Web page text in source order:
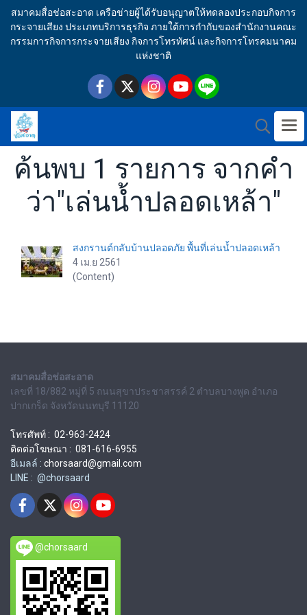
สมาคมสื่อช่อสะอาด เครือข่ายผู้ได้รับอนุญาตให้ทดลองประกอบกิจการ
กระจายเสียง ประเภทบริการธุรกิจ ภายใต้การกำกับของสำนักงานคณะ
กรรมการกิจการกระจายเสียง กิจการโทรทัศน์ และกิจการโทรคมนาคม
แห่งชาติ
ค้นพบ 1 รายการ จากคำ
ว่า"เล่นน้ำปลอดเหล้า"
สงกรานต์กลับบ้านปลอดภัย พื้นที่เล่นน้ำปลอดเหล้า
4 เม.ย 2561
(Content)
สมาคมสื่อช่อสะอาด
เลขที่ 18/882 หมู่ที่ 5 ถนนสุขาประชาสรรค์ 2 ตำบลบางพูด อำเภอ
ปากเกร็ด จังหวัดนนทบุรี 11120
โทรศัพท์ : 02-963-2424
ติดต่อโฆษณา : 081-616-6955
อีเมลล์ : chorsaard@gmail.com
LINE : @chorsaard
@chorsaard